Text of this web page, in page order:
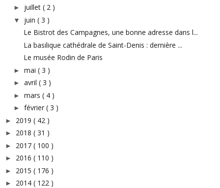
► juillet ( 2 )
▼ juin ( 3 )
Le Bistrot des Campagnes, une bonne adresse dans l...
La basilique cathédrale de Saint-Denis : dernière ...
Le musée Rodin de Paris
► mai ( 3 )
► avril ( 3 )
► mars ( 4 )
► février ( 3 )
► 2019 ( 42 )
► 2018 ( 31 )
► 2017 ( 100 )
► 2016 ( 110 )
► 2015 ( 176 )
► 2014 ( 122 )